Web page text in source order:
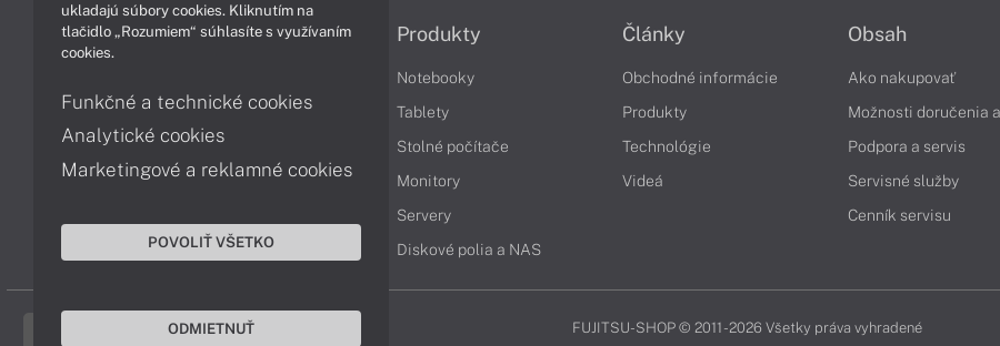
Informácie
Reklamačné podmienky
Ochrana osobných údajov
Vrátenie tovaru
Cookies
Produkty
Notebooky
Tablety
Stolné počítače
Monitory
Servery
Diskové polia a NAS
Články
Obchodné informácie
Produkty
Technológie
Videá
Obsah
Ako nakupovať
Možnosti doručenia
Podpora a servis
Servisné služby
Cenník servisu
FUJITSU-SHOP © 2011 - 2026 Všetky práva vyhradené
ukladajú súbory cookies. Kliknutím na
tlačidlo „Rozumiem“ súhlasíte s využívaním
cookies.
Funkčné a technické cookies
Analytické cookies
Marketingové a reklamné cookies
POVOLIŤ VŠETKO
ODMIETNUŤ